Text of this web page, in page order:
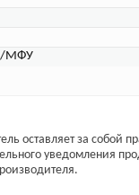
МФУ
оставляет за собой
уведомления